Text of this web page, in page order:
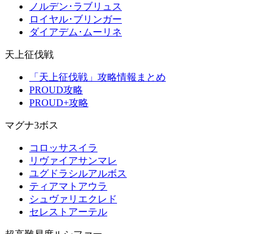
ノルデン･ラブリュス
ロイヤル･ブリンガー
ダイアデム･ムーリネ
天上征伐戦
「天上征伐戦」攻略情報まとめ
PROUD攻略
PROUD+攻略
マグナ3ボス
コロッサスイラ
リヴァイアサンマレ
ユグドラシルアルボス
ティアマトアウラ
シュヴァリエクレド
セレストアーテル